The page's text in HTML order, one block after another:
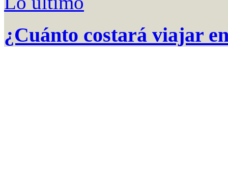
¿Cuánto costará viajar